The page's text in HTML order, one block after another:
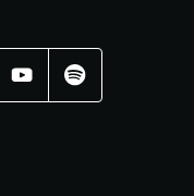
EffenaarEffenaar